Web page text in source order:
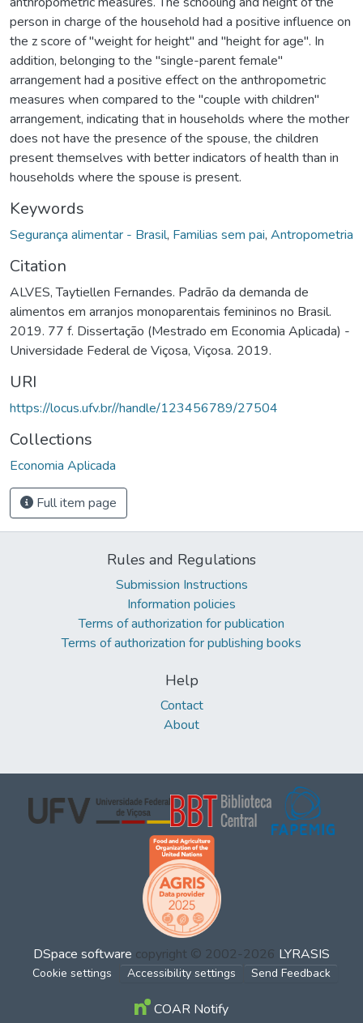
person in charge of the household had a positive influence on
the z score of "weight for height" and "height for age". In
addition, belonging to the "single-parent female"
arrangement had a positive effect on the anthropometric
measures when compared to the "couple with children"
arrangement, indicating that in households where the mother
does not have the presence of the spouse, the children
present themselves with better indicators of health than in
households where the spouse is present.
Keywords
Segurança alimentar - Brasil, Familias sem pai, Antropometria
Citation
ALVES, Taytiellen Fernandes. Padrão da demanda de
alimentos em arranjos monoparentais femininos no Brasil.
2019. 77 f. Dissertação (Mestrado em Economia Aplicada) -
Universidade Federal de Viçosa, Viçosa. 2019.
URI
https://locus.ufv.br//handle/123456789/27504
Collections
Economia Aplicada
Full item page
Rules and Regulations
Submission Instructions
Information policies
Terms of authorization for publication
Terms of authorization for publishing books
Help
Contact
About
DSpace software copyright © 2002-2026 LYRASIS
Cookie settings Accessibility settings Send Feedback
COAR Notify